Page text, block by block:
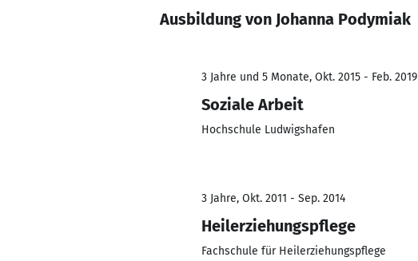
Ausbildung von Johanna Podymiak
3 Jahre und 5 Monate, Okt. 2015 - Feb. 2019
Soziale Arbeit
Hochschule Ludwigshafen
3 Jahre, Okt. 2011 - Sep. 2014
Heilerziehungspflege
Fachschule für Heilerziehungspflege